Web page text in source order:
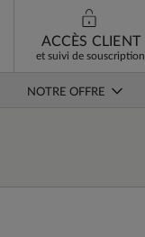
ACCÈS CLIENT
et suivi de souscription
NOTRE OFFRE